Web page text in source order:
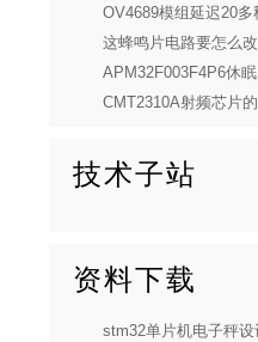
OV4689模组延迟20
这蜂鸣片电路要怎么
CMT2310A射频芯片
技术子站
资料下载
stm32单片机电子秤设